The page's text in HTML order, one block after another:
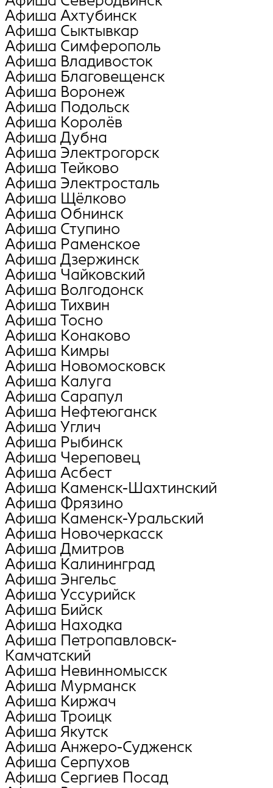
Афиша Ахтубинск
Афиша Сыктывкар
Афиша Симферополь
Афиша Владивосток
Афиша Благовещенск
Афиша Воронеж
Афиша Подольск
Афиша Королёв
Афиша Дубна
Афиша Электрогорск
Афиша Тейково
Афиша Электросталь
Афиша Щёлково
Афиша Обнинск
Афиша Ступино
Афиша Раменское
Афиша Дзержинск
Афиша Чайковский
Афиша Волгодонск
Афиша Тихвин
Афиша Тосно
Афиша Конаково
Афиша Кимры
Афиша Новомосковск
Афиша Калуга
Афиша Сарапул
Афиша Нефтеюганск
Афиша Углич
Афиша Рыбинск
Афиша Череповец
Афиша Асбест
Афиша Каменск-Шахтинский
Афиша Фрязино
Афиша Каменск-Уральский
Афиша Новочеркасск
Афиша Дмитров
Афиша Калининград
Афиша Энгельс
Афиша Уссурийск
Афиша Бийск
Афиша Находка
Афиша Петропавловск-
Камчатский
Афиша Невинномысск
Афиша Мурманск
Афиша Киржач
Афиша Троицк
Афиша Якутск
Афиша Анжеро-Судженск
Афиша Серпухов
Афиша Сергиев Посад